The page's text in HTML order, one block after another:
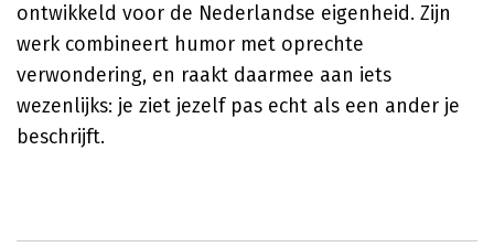
ontwikkeld voor de Nederlandse eigenheid. Zijn
werk combineert humor met oprechte
verwondering, en raakt daarmee aan iets
wezenlijks: je ziet jezelf pas echt als een ander je
beschrijft.